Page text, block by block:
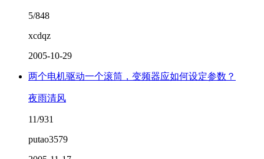
5/848
xcdqz
2005-10-29
两个电机驱动一个滚筒，变频器应如何设定参数？
夜雨清风
11/931
putao3579